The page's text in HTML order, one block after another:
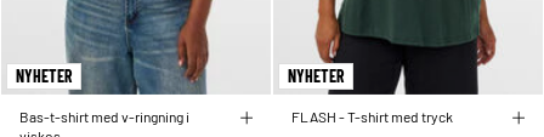
NYHETER
Bas-t-shirt med v-ringning i
NYHETER
FLASH - T-shirt med tryck